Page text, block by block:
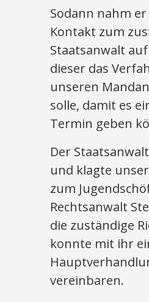
Sodann nahm
Kontakt zum
Staatsanwalt
dieser das
unseren
solle, damit es
Termin geben
Der
und klagte
zum
Rechtsanwalt
die zuständige
konnte mit ihr
vereinbaren.